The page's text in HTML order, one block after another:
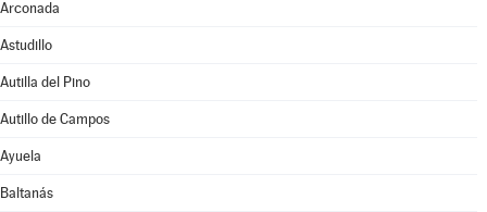
Arconada
Astudillo
Autilla del Pino
Autillo de Campos
Ayuela
Baltanás